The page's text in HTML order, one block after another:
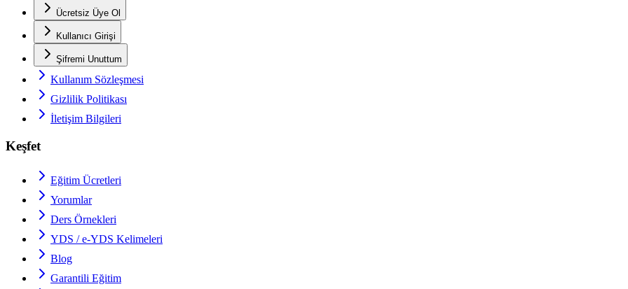
Ücretsiz Üye Ol
Kullanıcı Girişi
Şifremi Unuttum
Kullanım Sözleşmesi
Gizlilik Politikası
İletişim Bilgileri
Keşfet
Eğitim Ücretleri
Yorumlar
Ders Örnekleri
YDS / e-YDS Kelimeleri
Blog
Garantili Eğitim